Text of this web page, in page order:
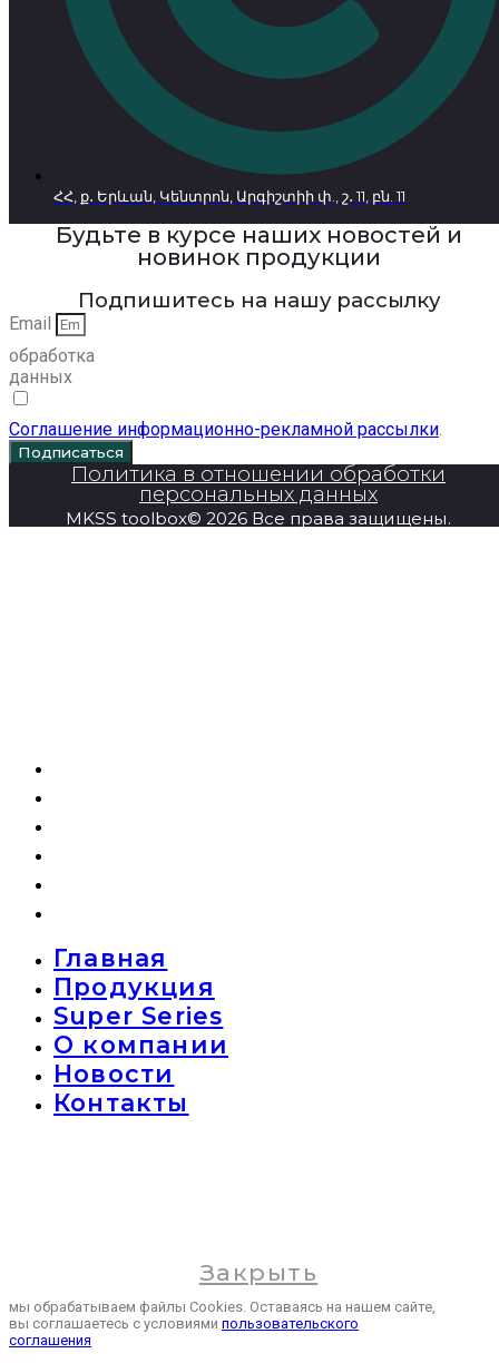
ՀՀ, ք․ Երևան, Կենտրոն, Արգիշտիի փ., շ․ 11, բն. 11
Будьте в курсе наших новостей и
новинок продукции
Подпишитесь на нашу рассылку
Email
обработка
данных
Соглашение информационно-рекламной рассылки.
Подписаться
Политика в отношении обработки
персональных данных
MKSS toolbox© 2026 Все права защищены.
Главная
Продукция
Super Series
О компании
Новости
Контакты
Закрыть
мы обрабатываем файлы Cookies. Оставаясь на нашем сайте,
вы соглашаетесь с условиями пользовательского
соглашения